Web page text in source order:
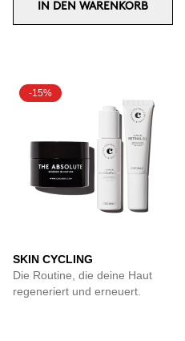
IN DEN WARENKORB
-15%
SKIN CYCLING
Die Routine, die deine Haut
regeneriert und erneuert.